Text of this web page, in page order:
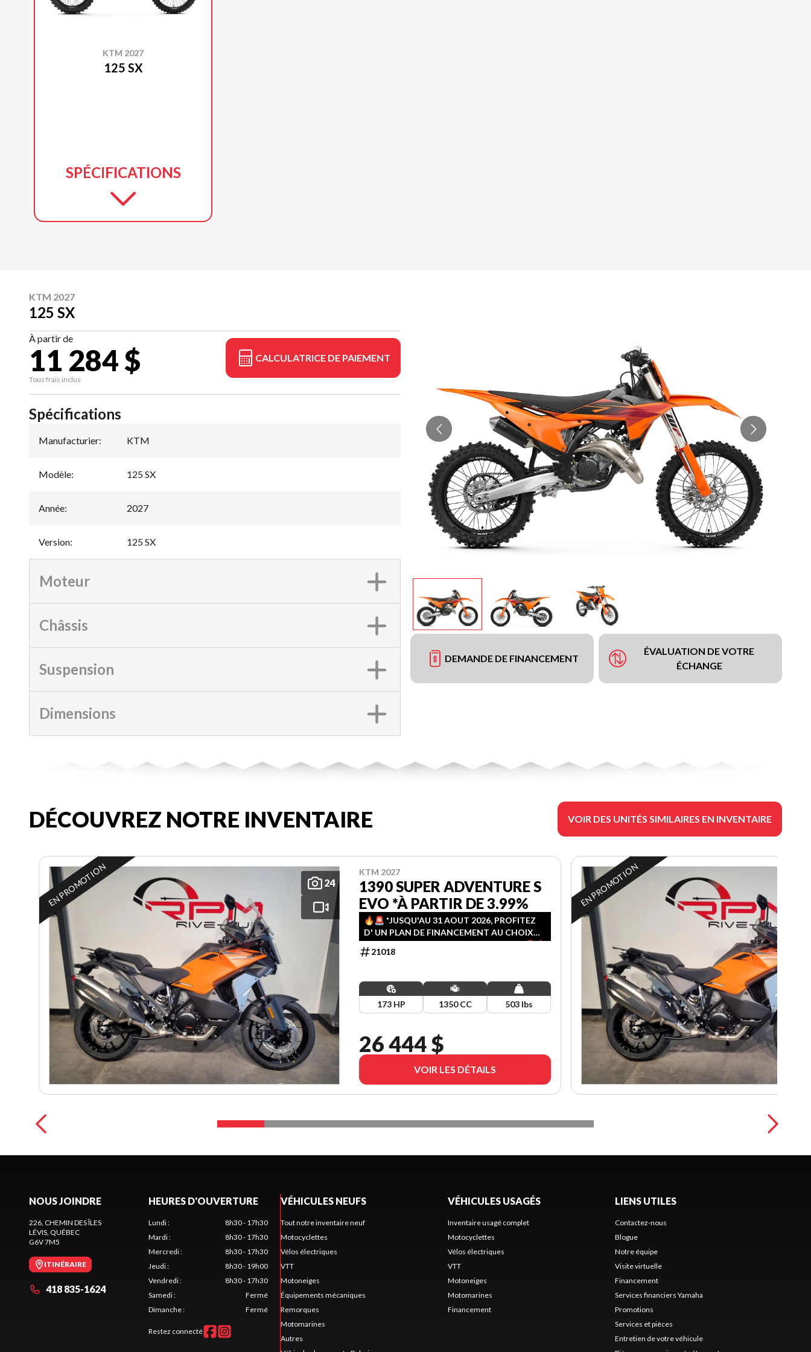
KTM 2027
125 SX
SPÉCIFICATIONS
KTM 2027
125 SX
À partir de
11 284 $
Tous frais inclus
CALCULATRICE DE PAIEMENT
DEMANDE DE FINANCEMENT
ÉVALUATION DE VOTRE
ÉCHANGE
Spécifications
Manufacturier: KTM
Modèle: 125 SX
Année: 2027
Version: 125 SX
Moteur
Châssis
Suspension
Dimensions
DÉCOUVREZ NOTRE INVENTAIRE VOIR DES UNITÉS SIMILAIRES EN INVENTAIRE
24
EN PROMOTION KTM 2027
1390 SUPER ADVENTURE S
EVO *À PARTIR DE 3.99%
🔥🚨️ *JUSQU'AU 31 AOUT 2026, PROFITEZ
D' UN PLAN DE FINANCEMENT AU CHOIX
(3.99%-36M / 4.99%-48M / 5.99%-60M)!! 🚨️🔥
21018
173 HP 1350 CC 503 lbs
26 444 $
VOIR LES DÉTAILS
EN PROMOTION
NOUS JOINDRE
226, CHEMIN DES ÎLES
LÉVIS , QUÉBEC
G6V 7M5
ITINÉRAIRE
418 835-1624
HEURES D'OUVERTURE
Lundi:
8h30 - 17h30
Mardi:
8h30 - 17h30
Mercredi:
8h30 - 17h30
Jeudi:
8h30 - 19h00
Vendredi:
8h30 - 17h30
Samedi:
Fermé
Dimanche: Fermé
Restez connecté
VÉHICULES NEUFS
Tout notre inventaire neuf
Motocyclettes
Vélos électriques
VTT
Motoneiges
Équipements mécaniques
Remorques
Motomarines
Autres
VÉHICULES USAGÉS
Inventaire usagé complet
Motocyclettes
Vélos électriques
VTT
Motoneiges
Motomarines
Financement
LIENS UTILES
Contactez-nous
Blogue
Notre équipe
Visite virtuelle
Financement
Services financiers Yamaha
Promotions
Services et pièces
Entretien de votre véhicule